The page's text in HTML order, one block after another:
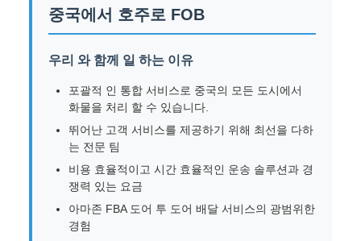
중국에서 호주로 FOB
우리 와 함께 일 하는 이유
포괄적 인 통합 서비스로 중국의 모든 도시에서
화물을 처리 할 수 있습니다.
뛰어난 고객 서비스를 제공하기 위해 최선을 다하
는 전문 팀
비용 효율적이고 시간 효율적인 운송 솔루션과 경
쟁력 있는 요금
아마존 FBA 도어 투 도어 배달 서비스의 광범위한
경험